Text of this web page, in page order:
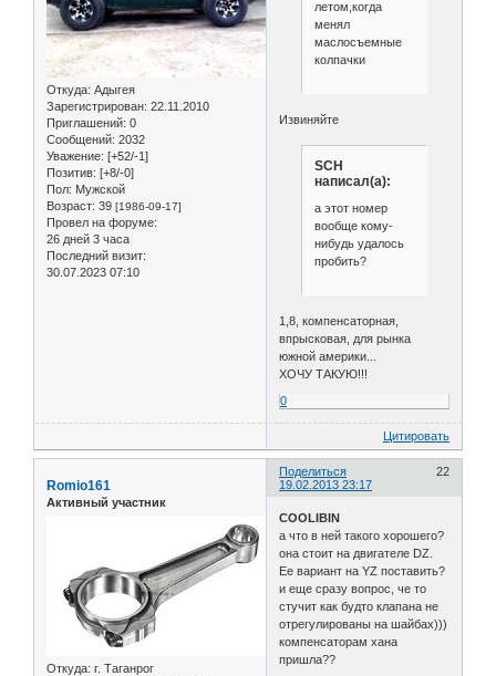
Откуда: Адыгея
Зарегистрирован: 22.11.2010
Приглашений: 0
Сообщений: 2032
Уважение: [+52/-1]
Позитив: [+8/-0]
Пол: Мужской
Возраст: 39 [1986-09-17]
Провел на форуме:
26 дней 3 часа
Последний визит:
30.07.2023 07:10
летом,когда
менял
маслосъемные
колпачки
Извиняйте
SCH
написал(а):
а этот номер
вообще кому-
нибудь удалось
пробить?
1,8, компенсаторная,
впрысковая, для рынка
южной америки...
ХОЧУ ТАКУЮ!!!
0
Цитировать
Поделиться
22
19.02.2013 23:17
Romio161
Активный участник
Откуда: г. Таганрог
COOLIBIN
а что в ней такого хорошего?
она стоит на двигателе DZ.
Ее вариант на YZ поставить?
и еще сразу вопрос, че то
стучит как будто клапана не
отрегулированы на шайбах)))
компенсаторам хана
пришла??